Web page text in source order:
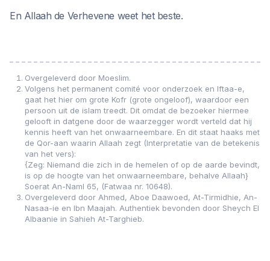
En Allaah de Verhevene weet het beste.
Overgeleverd door Moeslim.
Volgens het permanent comité voor onderzoek en Iftaa-e,
gaat het hier om grote Kofr (grote ongeloof), waardoor een
persoon uit de islam treedt. Dit omdat de bezoeker hiermee
gelooft in datgene door de waarzegger wordt verteld dat hij
kennis heeft van het onwaarneembare. En dit staat haaks met
de Qor-aan waarin Allaah zegt (Interpretatie van de betekenis
van het vers):
{Zeg: Niemand die zich in de hemelen of op de aarde bevindt,
is op de hoogte van het onwaarneembare, behalve Allaah}
Soerat An-Naml 65, (Fatwaa nr. 10648).
Overgeleverd door Ahmed, Aboe Daawoed, At-Tirmidhie, An-
Nasaa-ie en Ibn Maajah. Authentiek bevonden door Sheych El
Albaanie in Sahieh At-Targhieb.